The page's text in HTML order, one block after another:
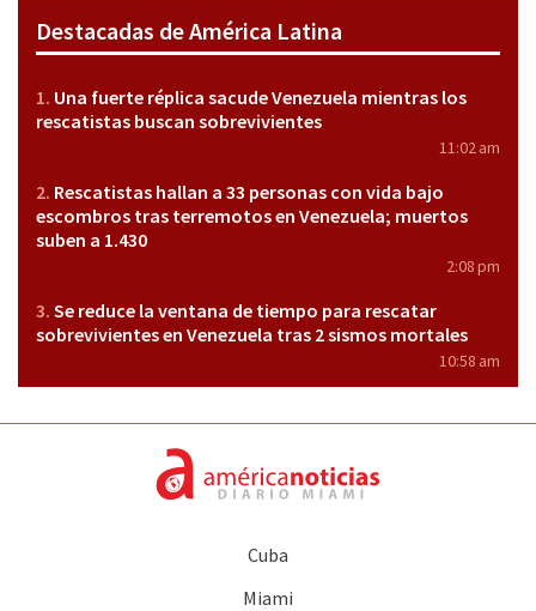
Destacadas de América Latina
Una fuerte réplica sacude Venezuela mientras los
rescatistas buscan sobrevivientes
11:02 am
Rescatistas hallan a 33 personas con vida bajo
escombros tras terremotos en Venezuela; muertos
suben a 1.430
2:08 pm
Se reduce la ventana de tiempo para rescatar
sobrevivientes en Venezuela tras 2 sismos mortales
10:58 am
Cuba
Miami